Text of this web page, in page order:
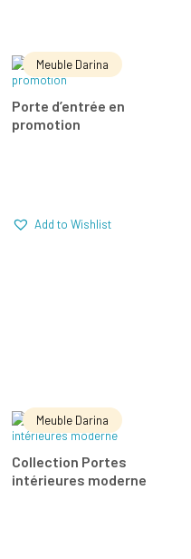
Meuble Darina
Porte d’entrée en
promotion
LIRE LA SUITE
Add to Wishlist
Add to Wishlist
Meuble Darina
Collection Portes
intérieures moderne
LIRE LA SUITE
Add to Wishlist